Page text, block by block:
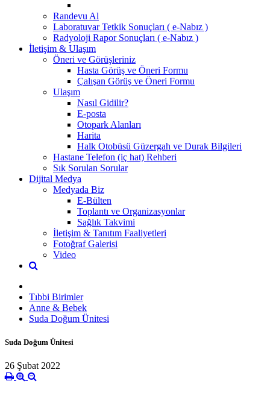
Randevu Al
Laboratuvar Tetkik Sonuçları ( e-Nabız )
Radyoloji Rapor Sonuçları ( e-Nabız )
İletişim & Ulaşım
Öneri ve Görüşleriniz
Hasta Görüş ve Öneri Formu
Çalışan Görüş ve Öneri Formu
Ulaşım
Nasıl Gidilir?
E-posta
Otopark Alanları
Harita
Halk Otobüsü Güzergah ve Durak Bilgileri
Hastane Telefon (iç hat) Rehberi
Sık Sorulan Sorular
Dijital Medya
Medyada Biz
E-Bülten
Toplantı ve Organizasyonlar
Sağlık Takvimi
İletişim & Tanıtım Faaliyetleri
Fotoğraf Galerisi
Video
Tıbbi Birimler
Anne & Bebek
Suda Doğum Ünitesi
Suda Doğum Ünitesi
26 Şubat 2022